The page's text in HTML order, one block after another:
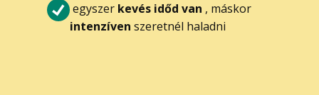
egyszer kevés időd van , máskor
intenzíven szeretnél haladni